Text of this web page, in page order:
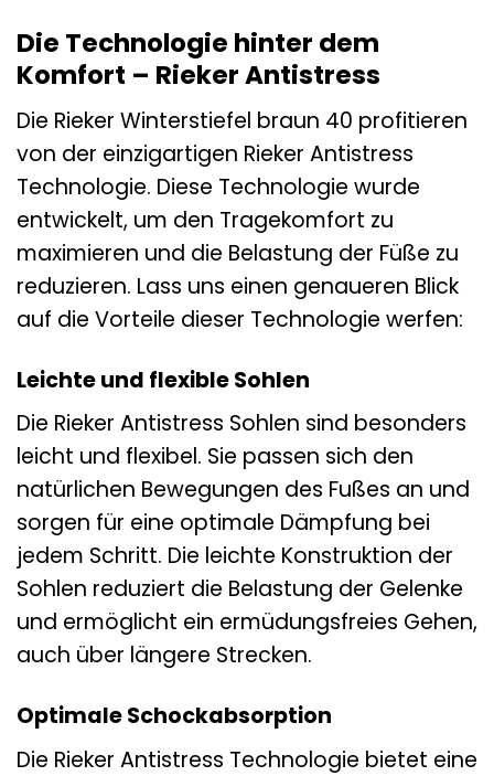
Die Technologie hinter dem
Komfort – Rieker Antistress
Die Rieker Winterstiefel braun 40 profitieren
von der einzigartigen Rieker Antistress
Technologie. Diese Technologie wurde
entwickelt, um den Tragekomfort zu
maximieren und die Belastung der Füße zu
reduzieren. Lass uns einen genaueren Blick
auf die Vorteile dieser Technologie werfen:
Leichte und flexible Sohlen
Die Rieker Antistress Sohlen sind besonders
leicht und flexibel. Sie passen sich den
natürlichen Bewegungen des Fußes an und
sorgen für eine optimale Dämpfung bei
jedem Schritt. Die leichte Konstruktion der
Sohlen reduziert die Belastung der Gelenke
und ermöglicht ein ermüdungsfreies Gehen,
auch über längere Strecken.
Optimale Schockabsorption
Die Rieker Antistress Technologie bietet eine